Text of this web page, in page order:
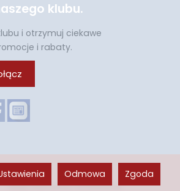
klubu.
i otrzymuj ciekawe
i rabaty.
Sklep internetowy SOTESHOP AI
Odmowa Zgoda